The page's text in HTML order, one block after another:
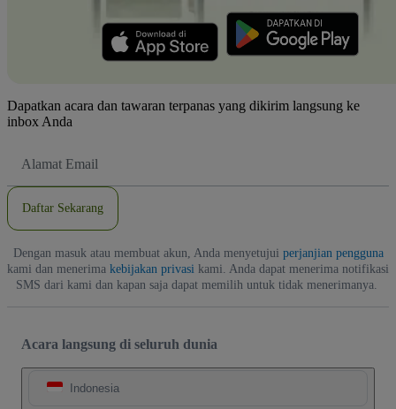
Dapatkan acara dan tawaran terpanas yang dikirim langsung ke
inbox Anda
Email
Daftar Sekarang
Dengan masuk atau membuat akun, Anda menyetujui perjanjian pengguna
kami dan menerima kebijakan privasi kami. Anda dapat menerima notifikasi
SMS dari kami dan kapan saja dapat memilih untuk tidak menerimanya.
Acara langsung di seluruh dunia
Indonesia